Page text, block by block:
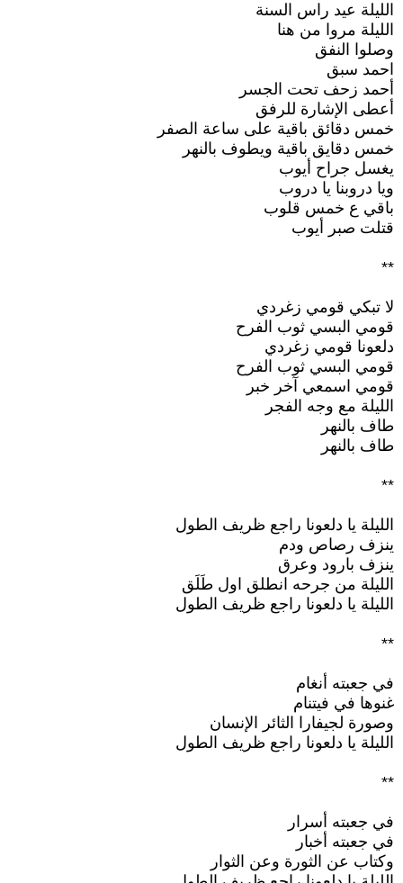
الليلة عيد راس السنة
الليلة مروا من هنا
وصلوا النفق
احمد سبق
أحمد زحف تحت الجسر
أعطى الإشارة للرفق
خمس دقائق باقية على ساعة الصفر
خمس دقايق باقية ويطوف بالنهر
يغسل جراح أيوب
ويا دروبنا يا دروب
باقي ع خمس قلوب
قتلت صبر أيوب
**
لا تبكي قومي زغردي
قومي البسي ثوب الفرح
دلعونا قومي زغردي
قومي البسي ثوب الفرح
قومي اسمعي آخر خبر
الليلة مع وجه الفجر
طاف بالنهر
طاف بالنهر
**
الليلة يا دلعونا راجع ظريف الطول
ينزف رصاص ودم
ينزف بارود وعرق
الليلة من جرحه انطلق اول طَلَق
الليلة يا دلعونا راجع ظريف الطول
**
في جعبته أنغام
غنوها في فيتنام
وصورة لجيفارا الثائر الإنسان
الليلة يا دلعونا راجع ظريف الطول
**
في جعبته أسرار
في جعبته أخبار
وكتاب عن الثورة وعن الثوار